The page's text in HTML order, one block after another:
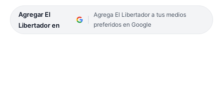
Agregar El
Libertador en
Agrega El Libertador a tus medios
preferidos en Google